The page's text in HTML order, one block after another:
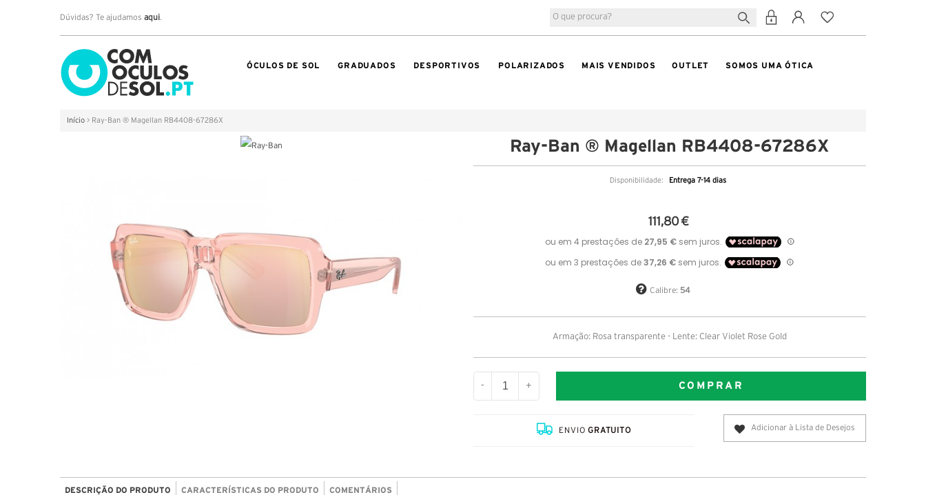
Dúvidas? Te ajudamos aqui.
ÓCULOS DE SOL GRADUADOS DESPORTIVOS POLARIZADOS MAIS VENDIDOS OUTLET SOMOS UMA ÓTICA
Início > Ray-Ban ® Magellan RB4408-67286X
Ray-Ban ® Magellan RB4408-67286X
Disponibilidade: Entrega 7-14 dias
111,80 €
Calibre: 54
Armação: Rosa transparente - Lente: Clear Violet Rose Gold
- + COMPRAR
ENVIOGRATUITO Adicionar à Lista de Desejos
DESCRIÇÃO DO PRODUTO CARACTERÍSTICAS DO PRODUTO COMENTÁRIOS